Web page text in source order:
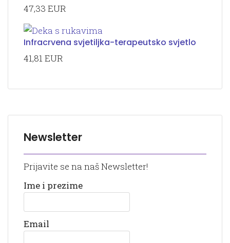
47,33 EUR
Infracrvena svjetiljka-terapeutsko svjetlo
41,81 EUR
Newsletter
Prijavite se na naš Newsletter!
Ime i prezime
Email